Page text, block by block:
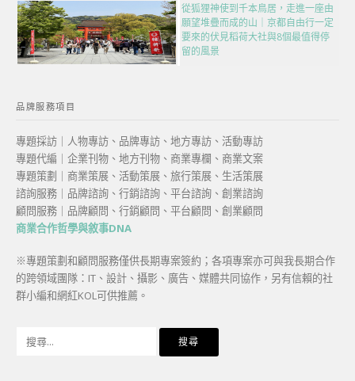
從狐狸神使到千本鳥居，走進一座由
願望堆疊而成的山｜京都自由行一定
要來的伏見稻荷大社與8個最值得停
留的風景
品牌服務項目
專題採訪｜人物專訪、品牌專訪、地方專訪、活動專訪
專題代編｜企業刊物、地方刊物、商業專欄、商業文案
專題策劃｜商業策展、活動策展、旅行策展、生活策展
諮詢服務｜品牌諮詢、行銷諮詢、平台諮詢、創業諮詢
顧問服務｜品牌顧問、行銷顧問、平台顧問、創業顧問
商業合作哲學與敘事DNA
※專題策劃和顧問服務僅供長期專案簽約；各項專案亦可與我長期合作
的跨領域團隊：IT、設計、攝影、廣告、媒體共同協作，另有信賴的社
群小編和網紅KOL可供推薦。